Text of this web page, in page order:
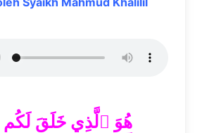
هُوَ ٱلَّذِي خَلَقَ لَكُم